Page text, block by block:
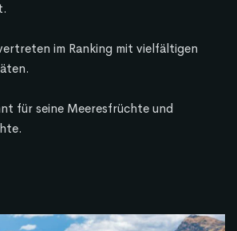
im Ranking mit vielfältigen
für seine Meeresfrüchte und